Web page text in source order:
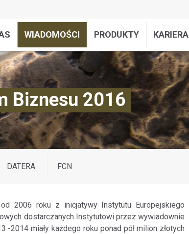
WIADOMOŚCI PRODUKTY KARIERA
Biznesu 2016
DATERA FCN
2006 roku z inicjatywy Instytutu Europejskiego
dostarczanych Instytutowi przez wywiadownie
2014 miały każdego roku ponad pół milion złotych